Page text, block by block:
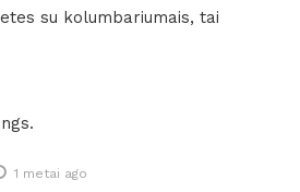
su kolumbariumais, tai
1 metai ago